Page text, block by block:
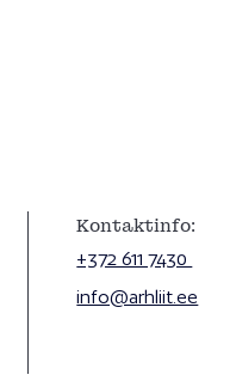
Kontaktinfo:
+372 611 7430
info@arhliit.ee